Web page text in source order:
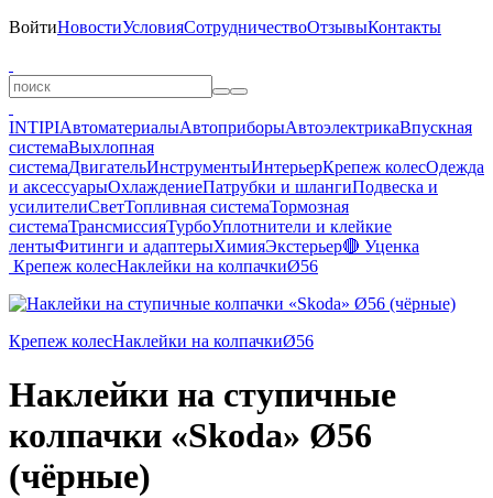
ВойтиНовостиУсловияСотрудничествоОтзывыКонтакты
INTIPIАвтоматериалыАвтоприборыАвтоэлектрикаВпускная
системаВыхлопная
системаДвигательИнструментыИнтерьерКрепеж колесОдежда
и аксессуарыОхлаждениеПатрубки и шлангиПодвеска и
усилителиСветТопливная системаТормозная
системаТрансмиссияТурбоУплотнители и клейкие
лентыФитинги и адаптерыХимияЭкстерьер🔴 Уценка
Крепеж колесНаклейки на колпачкиØ56
Крепеж колесНаклейки на колпачкиØ56
Наклейки на ступичные
колпачки «Skoda» Ø56
(чёрные)